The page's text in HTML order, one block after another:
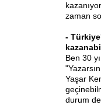
zaman
-
Ben 30
Yaşar
durum